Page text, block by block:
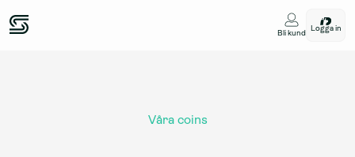
Bli kund
Logga in
Våra coins